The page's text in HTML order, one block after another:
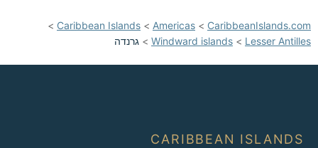
CaribbeanIslands.com
>
Americas
>
Caribbean Islands
>
Lesser Antilles
>
Windward islands
> גרנדה
CARIBBEAN ISLANDS